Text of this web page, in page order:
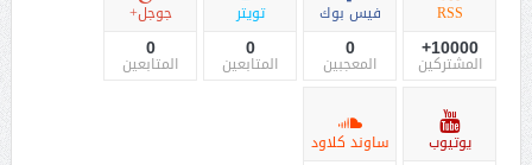
RSS
10000+
المشتركين
فيس بوك
0
المعجبين
تويتر
0
المتابعين
جوجل+
0
المتابعين
يوتيوب ساوند كلاود